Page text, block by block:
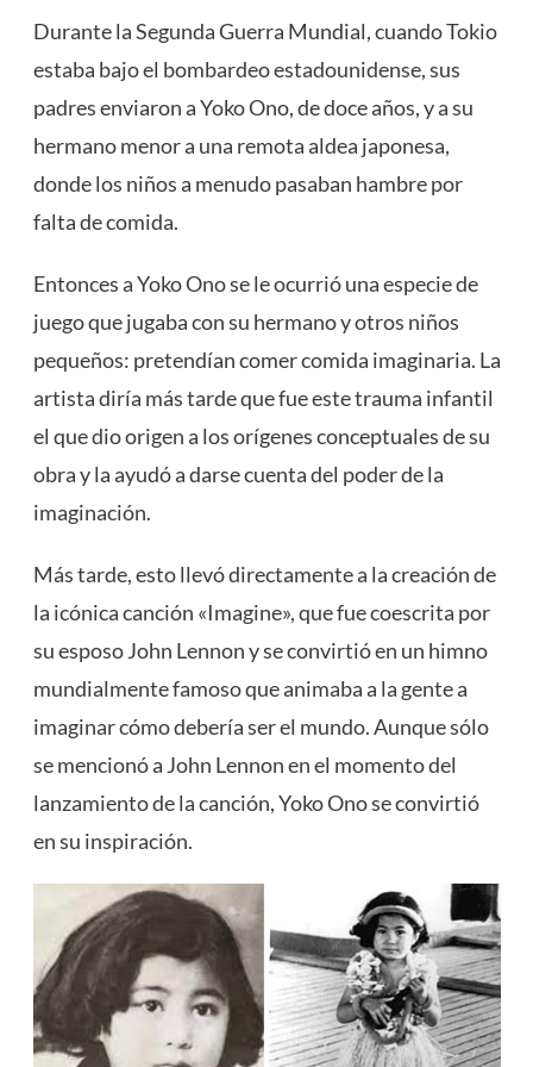
Durante la Segunda Guerra Mundial, cuando Tokio
estaba bajo el bombardeo estadounidense, sus
padres enviaron a Yoko Ono, de doce años, y a su
hermano menor a una remota aldea japonesa,
donde los niños a menudo pasaban hambre por
falta de comida.
Entonces a Yoko Ono se le ocurrió una especie de
juego que jugaba con su hermano y otros niños
pequeños: pretendían comer comida imaginaria. La
artista diría más tarde que fue este trauma infantil
el que dio origen a los orígenes conceptuales de su
obra y la ayudó a darse cuenta del poder de la
imaginación.
Más tarde, esto llevó directamente a la creación de
la icónica canción «Imagine», que fue coescrita por
su esposo John Lennon y se convirtió en un himno
mundialmente famoso que animaba a la gente a
imaginar cómo debería ser el mundo. Aunque sólo
se mencionó a John Lennon en el momento del
lanzamiento de la canción, Yoko Ono se convirtió
en su inspiración.